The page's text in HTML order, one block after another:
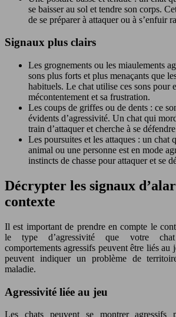
se baisser au sol et tendre son corps.
de se préparer à attaquer ou à s’enfuir
Signaux plus clairs
Les grognements ou les miaulements
sons plus forts et plus menaçants que
habituels. Le chat utilise ces sons pour
mécontentement et sa frustration.
Les coups de griffes ou de dents : ce
évidents d’agressivité. Un chat qui
train d’attaquer et cherche à se
Les poursuites et les attaques : un chat
animal ou une personne est en mode
instincts de chasse pour attaquer et se
Décrypter les signaux
contexte
Il est important de prendre en compte le
le type d’agressivité que votre
comportements agressifs peuvent être liés au
peuvent indiquer un problème de
maladie.
Agressivité liée au jeu
Les chats peuvent se montrer agressifs